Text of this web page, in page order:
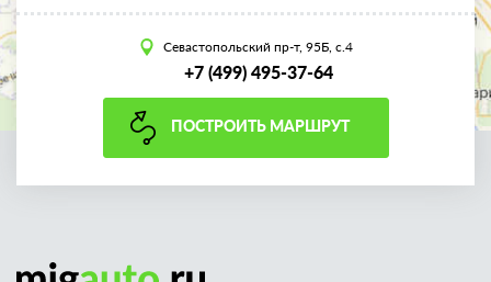
Севастопольский пр-т, 95Б, с.4
+7 (499) 495-37-64
ПОСТРОИТЬ МАРШРУТ